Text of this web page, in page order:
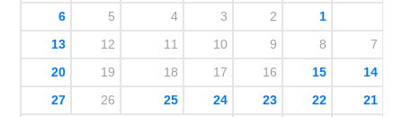
1
2
3
4
5
6
7
8
9
10
11
12
13
14
15
16
17
18
19
20
21
22
23
24
25
26
27